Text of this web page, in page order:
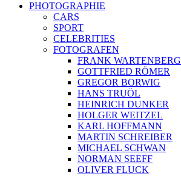
PHOTOGRAPHIE
CARS
SPORT
CELEBRITIES
FOTOGRAFEN
FRANK WARTENBERG
GOTTFRIED RÖMER
GREGOR BORWIG
HANS TRUÖL
HEINRICH DUNKER
HOLGER WEITZEL
KARL HOFFMANN
MARTIN SCHREIBER
MICHAEL SCHWAN
NORMAN SEEFF
OLIVER FLUCK